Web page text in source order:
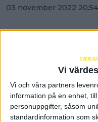
Vi
Vi och våra partners
information på en enhet,
personuppgifter, såsom
standardinformation som
03 november 2022 20:54
Över 4
bowling
02 november 2022 10:10